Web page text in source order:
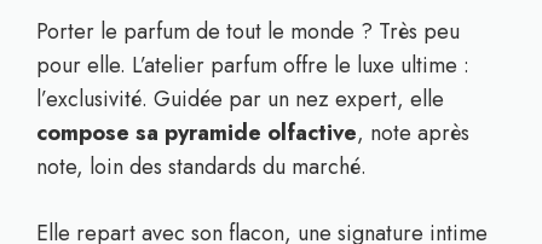
Porter le parfum de tout le monde ? Très peu
pour elle. L’atelier parfum offre le luxe ultime :
l’exclusivité. Guidée par un nez expert, elle
compose sa pyramide olfactive, note après
note, loin des standards du marché.
Elle repart avec son flacon, une signature intime